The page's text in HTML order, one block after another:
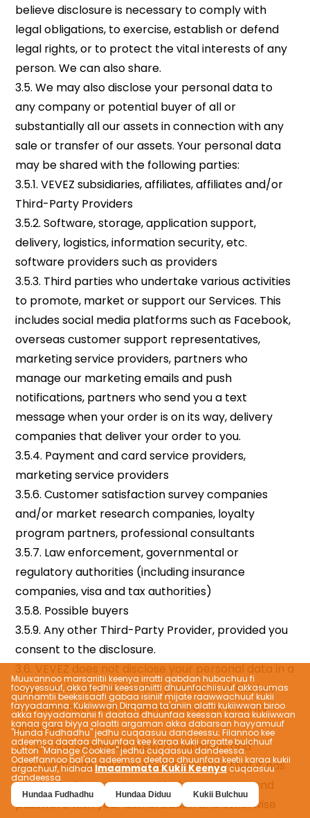
Muuxannoo marsariitii keenya irratti qabdan hubachuu fi
fooyyessuuf, akka fedhii keessaniitti dhuunfachiisuuf akkasumas
qunnamtii beeksisaafi gabaa isiniif mijate raawwachuuf kukii
fayyadamna. Kukiiwwan Dirqama ta'aniin alatti kukiiwwan biroo
akka fayyadamanii fi daataa dhuunfaa keessan karaa kukiiwwan
kanaa gara biyya alaatti argaman akka dabarsan hayyamuuf
"Hunda Fudhadhu" jedhu cuqaasuu dandeessu; Filannoo kee
adeemsa daataa dhuunfaa kee karaa kukii argatte bulchuuf
button "Manage Cookies" jedhu cuqaasuu dandeessa.
Odeeffannoo bal'aa adeemsa deetaa dhuunfaa keetii karaa kukii
argachuuf, hidhaaImaammata Kukii Keenya cuqaasuu
dandeessa.
Hundaa Fudhadhu Hundaa Diduu Kukii Bulchuu